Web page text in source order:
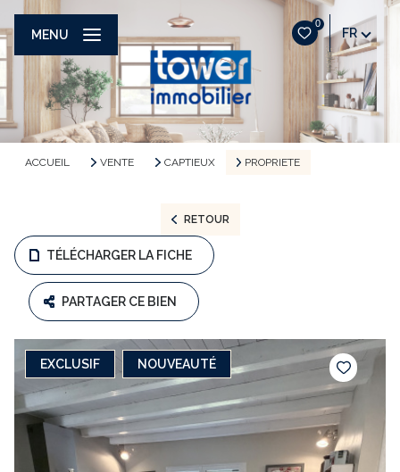
0
FR
MENU
ACCUEIL VENTE CAPTIEUX PROPRIETE
RETOUR
TÉLÉCHARGER LA FICHE
PARTAGER CE BIEN
EXCLUSIF NOUVEAUTÉ